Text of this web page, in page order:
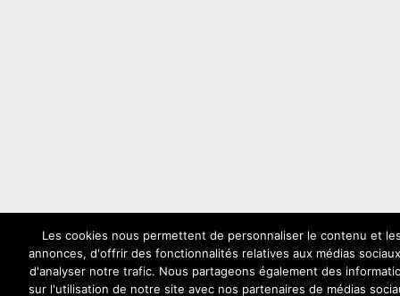
Les cookies nous permettent de personnaliser le contenu et
annonces, d'offrir des fonctionnalités relatives aux médias
d'analyser notre trafic. Nous partageons également des
sur l'utilisation de notre site avec nos partenaires de médias